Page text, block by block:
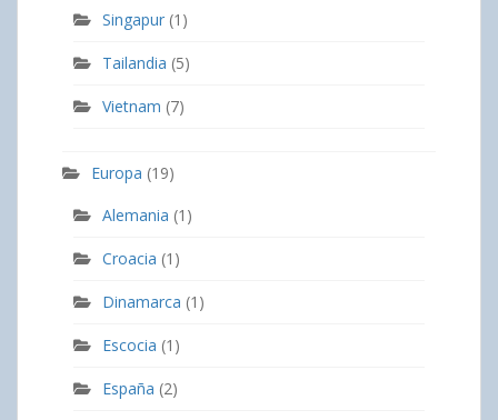
Singapur (1)
Tailandia (5)
Vietnam (7)
Europa (19)
Alemania (1)
Croacia (1)
Dinamarca (1)
Escocia (1)
España (2)